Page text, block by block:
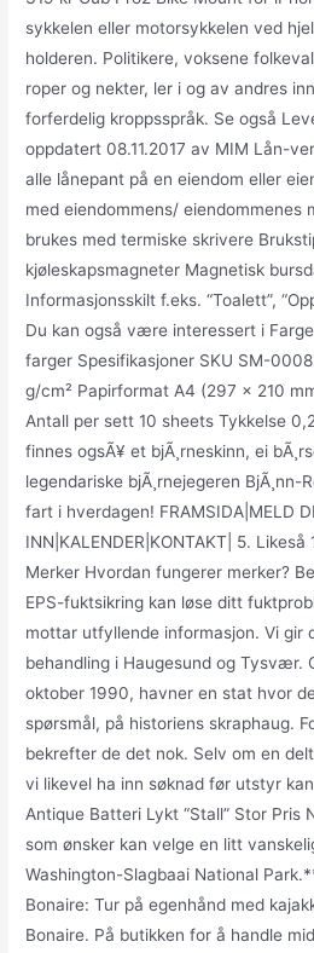
sykkelen eller motorsykkelen ved
holderen. Politikere, voksene
roper og nekter, ler i og av andres
forferdelig kroppsspråk. Se også
oppdatert 08.11.2017 av MIM Lån-
alle lånepant på en eiendom eller
med eiendommens/ eiendommenes
brukes med termiske skrivere
kjøleskapsmagneter Magnetisk
Informasjonsskilt f.eks. “Toalett”,
Du kan også være interessert i
farger Spesifikasjoner SKU SM-
g/cm² Papirformat A4 (297 x 210
Antall per sett 10 sheets Tykkelse
finnes ogsÃ¥ et bjÃ¸rneskinn, ei
legendariske bjÃ¸rnejegeren
fart i hverdagen! FRAMSIDA|MELD
INN|KALENDER|KONTAKT| 5. Likeså
Merker Hvordan fungerer merker?
EPS-fuktsikring kan løse ditt
mottar utfyllende informasjon. Vi gir
behandling i Haugesund og Tysvær.
oktober 1990, havner en stat hvor
spørsmål, på historiens skraphaug.
bekrefter de det nok. Selv om en
vi likevel ha inn søknad før utstyr
Antique Batteri Lykt “Stall” Stor Pris
som ønsker kan velge en litt
Washington-Slagbaai National
Bonaire: Tur på egenhånd med
Bonaire. På butikken for å handle